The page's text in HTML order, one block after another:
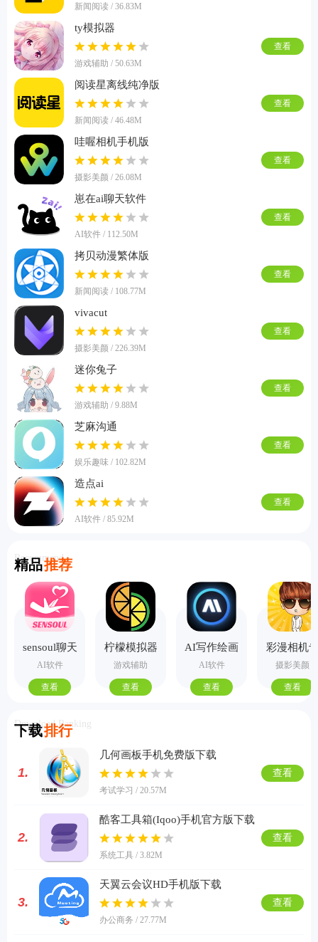
新闻阅读 / 36.83M
ty模拟器
游戏辅助 / 50.63M
查看
阅读星离线纯净版
新闻阅读 / 46.48M
查看
哇喔相机手机版
摄影美颜 / 26.08M
查看
崽在ai聊天软件
AI软件 / 112.50M
查看
拷贝动漫繁体版
新闻阅读 / 108.77M
查看
vivacut
摄影美颜 / 226.39M
查看
迷你兔子
游戏辅助 / 9.88M
查看
芝麻沟通
娱乐趣味 / 102.82M
查看
造点ai
AI软件 / 85.92M
查看
精品推荐
Recommend
sensoul聊天
AI软件
查看
柠檬模拟器
手机版
游戏辅助
查看
AI写作绘画
视频PPT助
手
AI软件
查看
彩漫相机
业版
摄影美颜
查看
下载排行
Download Ranking
1.
几何画板手机免费版下载
考试学习 / 20.57M
查看
2.
酷客工具箱(Iqoo)手机官方版下载
系统工具 / 3.82M
查看
3.
天翼云会议HD手机版下载
办公商务 / 27.77M
查看